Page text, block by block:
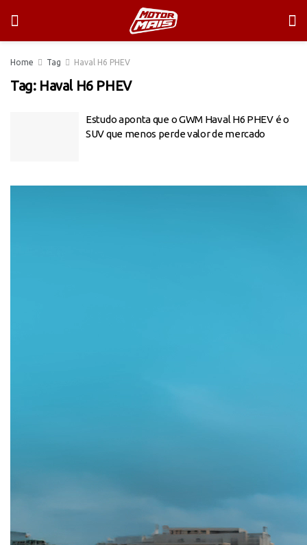
Home Tag Haval H6 PHEV
Tag: Haval H6 PHEV
Estudo aponta que o GWM Haval H6 PHEV é o
SUV que menos perde valor de mercado